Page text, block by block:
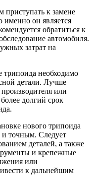
приступать к замене
именно он является
обратиться к
автомобиля.
затрат на
трипоида необходимо
детали. Лучше
или
долгий срок
нового трипоида
точным. Следует
деталей, а также
и крепежные
или
к дальнейшим